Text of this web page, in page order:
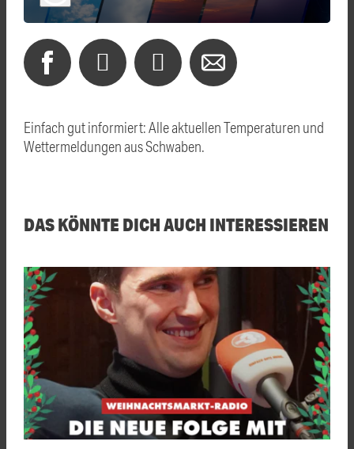
Einfach gut informiert: Alle aktuellen Temperaturen und
Wettermeldungen aus Schwaben.
DAS KÖNNTE DICH AUCH INTERESSIEREN